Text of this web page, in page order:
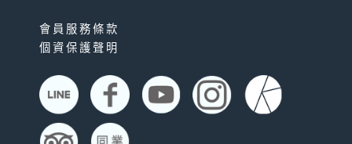
會員服務條款
個資保護聲明